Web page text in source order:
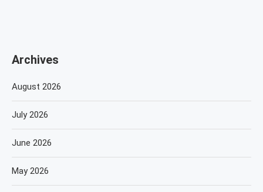
Archives
August 2026
July 2026
June 2026
May 2026